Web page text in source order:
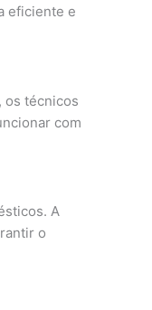
eficiente e
os técnicos
com
A
o